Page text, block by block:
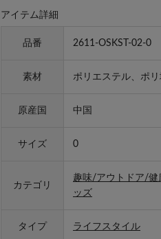
アイテム詳細
品番 2611-OSKST-02-0
素材 ポリエステル、ポ
原産国 中国
サイズ 0
カテゴリ
趣味/アウトドア/健
ッズ
タイプ ライフスタイル